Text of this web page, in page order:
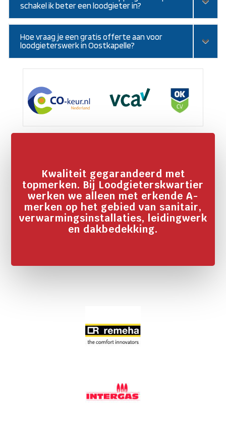
schakel ik beter een loodgieter in?
Hoe vraag je een gratis offerte aan voor
loodgieterswerk in Oostkapelle?
Kwaliteit gegarandeerd met
topmerken. Bij Loodgieterskwartier
werken we alleen met erkende A-
merken op het gebied van sanitair,
verwarmingsinstallaties, leidingwerk
en dakbedekking.